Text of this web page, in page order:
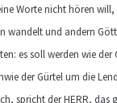
Worte nicht hören
wandelt und andern
es soll werden wie der
der Gürtel um die
spricht der HERR, das